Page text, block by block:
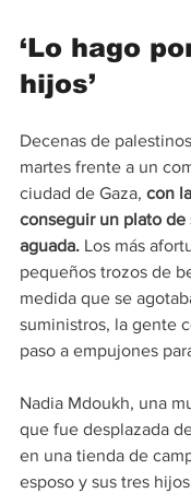
‘Lo hago
hijos’
Decenas de
martes frente a un
ciudad de Gaza, con
conseguir un plato de
aguada. Los más
pequeños trozos de
medida que se
suministros, la gente
paso a empujones
Nadia Mdoukh, una
que fue desplazada
en una tienda de
esposo y sus tres